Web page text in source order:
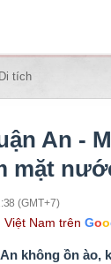
tích
An -
mặt
(GMT+7)
Việt Nam trên Goo
không ồn ào,